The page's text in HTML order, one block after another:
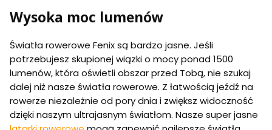
Wysoka moc lumenów
Światła rowerowe Fenix są bardzo jasne. Jeśli
potrzebujesz skupionej wiązki o mocy ponad 1500
lumenów, która oświetli obszar przed Tobą, nie szukaj
dalej niż nasze światła rowerowe. Z łatwością jeźdź na
rowerze niezależnie od pory dnia i zwiększ widoczność
dzięki naszym ultrajasnym światłom. Nasze super jasne